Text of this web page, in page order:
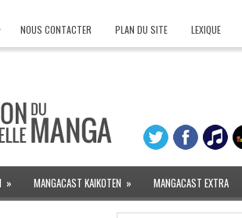
NOUS CONTACTER PLAN DU SITE LEXIQUE
» MANGACAST KAIKOTEN » MANGACAST EXTRA